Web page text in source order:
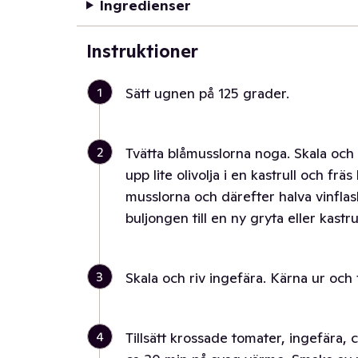
Ingredienser
Instruktioner
1 Sätt ugnen på 125 grader.
2
Tvätta blåmusslorna noga. Skala
upp lite olivolja i en kastrull och
musslorna och därefter halva
buljongen till en ny gryta eller
3 Skala och riv ingefära. Kärna ur
4
Tillsätt krossade tomater, ingefära,